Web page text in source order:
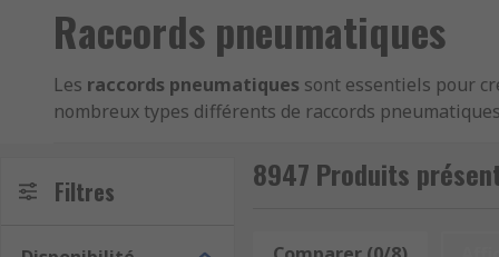
Raccords pneumatiques
Les raccords pneumatiques sont essentiels pour
nombreux types différents de raccords
l'intérieur du système pour le maintenir à ses
de grandes marques de l'industrie, notamment
Types de raccords pneumatiques
Filtres 8947 Produits